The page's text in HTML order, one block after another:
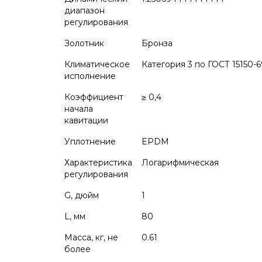
диапазон
регулирования
Золотник
Бронза
Климатическое
исполнение
Категория 3 по ГОСТ 15150-
Коэффициент
начала
кавитации
≥ 0,4
Уплотнение
EPDM
Характеристика
регулирования
Логарифмическая
G, дюйм
1
L, мм
80
Масса, кг, не
более
0.61